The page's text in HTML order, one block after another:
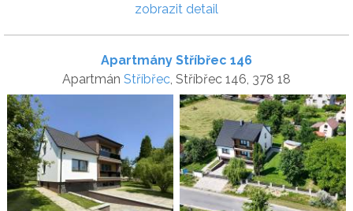
zobrazit detail
Apartmány Stříbřec 146
Apartmán Stříbřec , Stříbřec 146, 378 18